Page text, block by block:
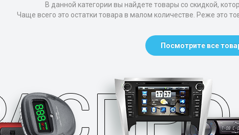
В данной категории вы найдете товары со скидкой,
Чаще всего это остатки товара в малом количестве. Реже это
Посмотрите все